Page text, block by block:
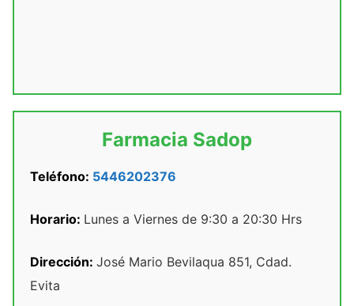
Farmacia Sadop
Teléfono: 5446202376
Horario: Lunes a Viernes de 9:30 a 20:30 Hrs
Dirección: José Mario Bevilaqua 851, Cdad.
Evita